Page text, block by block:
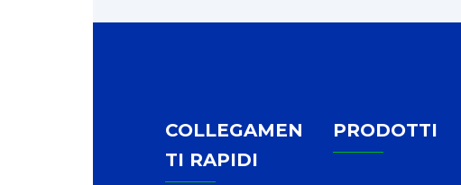
COLLEGAMEN
TI RAPIDI
PRODOTTI